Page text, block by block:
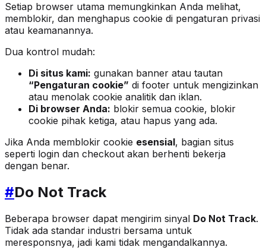
Setiap browser utama memungkinkan Anda melihat,
memblokir, dan menghapus cookie di pengaturan privasi
atau keamanannya.
Dua kontrol mudah:
Di situs kami: gunakan banner atau tautan
“Pengaturan cookie” di footer untuk mengizinkan
atau menolak cookie analitik dan iklan.
Di browser Anda: blokir semua cookie, blokir
cookie pihak ketiga, atau hapus yang ada.
Jika Anda memblokir cookie esensial, bagian situs
seperti login dan checkout akan berhenti bekerja
dengan benar.
#Do Not Track
Beberapa browser dapat mengirim sinyal Do Not Track.
Tidak ada standar industri bersama untuk
meresponsnya, jadi kami tidak mengandalkannya.